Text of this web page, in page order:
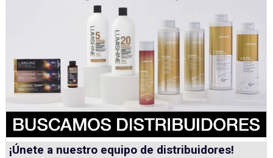
¡Únete a nuestro equipo de distribuidores!